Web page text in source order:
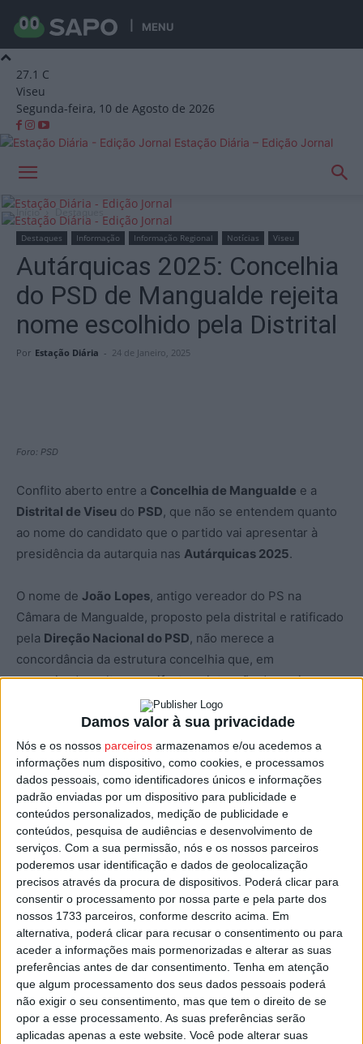
Damos valor à sua privacidade
Nós e os nossos parceiros armazenamos e/ou acedemos a
informações num dispositivo, como cookies, e processamos
dados pessoais, como identificadores únicos e informações
padrão enviadas por um dispositivo para publicidade e
conteúdos personalizados, medição de publicidade e
conteúdos, pesquisa de audiências e desenvolvimento de
serviços. Com a sua permissão, nós e os nossos parceiros
poderemos usar identificação e dados de geolocalização
precisos através da procura de dispositivos. Poderá clicar para
consentir o processamento por nossa parte e pela parte dos
nossos 1733 parceiros, conforme descrito acima. Em
alternativa, poderá clicar para recusar o consentimento ou para
aceder a informações mais pormenorizadas e alterar as suas
preferências antes de dar consentimento. Tenha em atenção
que algum processamento dos seus dados pessoais poderá
não exigir o seu consentimento, mas que tem o direito de se
opor a esse processamento. As suas preferências serão
aplicadas apenas a este website. Você pode alterar suas
MENU
27.1 C
Viseu
Segunda-feira, 10 de Agosto de 2026
Estação Diária – Edição Jornal
Início Destaques
Destaques Informação Informação Regional Notícias Viseu
Autárquicas 2025: Concelhia
do PSD de Mangualde rejeita
nome escolhido pela Distrital
Por Estação Diária - 24 de Janeiro, 2025
Foro: PSD
Conflito aberto entre a Concelhia de Mangualde e a
Distrital de Viseu do PSD, que não se entendem quanto
ao nome do candidato que o partido vai apresentar à
presidência da autarquia nas Autárquicas 2025.
O nome de João Lopes, antigo vereador do PS na
Câmara de Mangualde, proposto pela distrital e ratificado
pela Direção Nacional do PSD, não merece a
concordância da estrutura concelhia que, em
comunicado, volta a manifestar a intenção de apoio o
Sobral Abrantes
passado se apresentou como independente.
A estrutura concelhia desmente ter proposto o nome de
João Lopes e garante que não apoiará o que diz ser uma
“candidatura imposta”.
Esta e outras notícias para ouvir na Estação Diária – 96.8
FM ou em www.968.fm.
Pub
TAGS Autárquicas 2025 Mangualde PSD Viseu